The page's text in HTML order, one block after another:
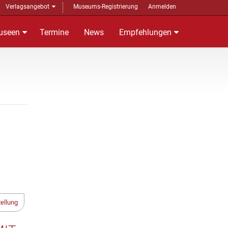
Verlagsangebot Museums-Registrierung Anmelden
Termine News Empfehlungen